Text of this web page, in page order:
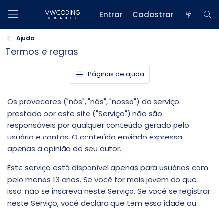
Entrar Cadastrar
Ajuda
Termos e regras
Páginas de ajuda
Os provedores ("nós", "nós", "nosso") do serviço
prestado por este site ("Serviço") não são
responsáveis por qualquer conteúdo gerado pelo
usuário e contas. O conteúdo enviado expressa
apenas a opinião de seu autor.
Este serviço está disponível apenas para usuários com
pelo menos 13 anos. Se você for mais jovem do que
isso, não se inscreva neste Serviço. Se você se registrar
neste Serviço, você declara que tem essa idade ou